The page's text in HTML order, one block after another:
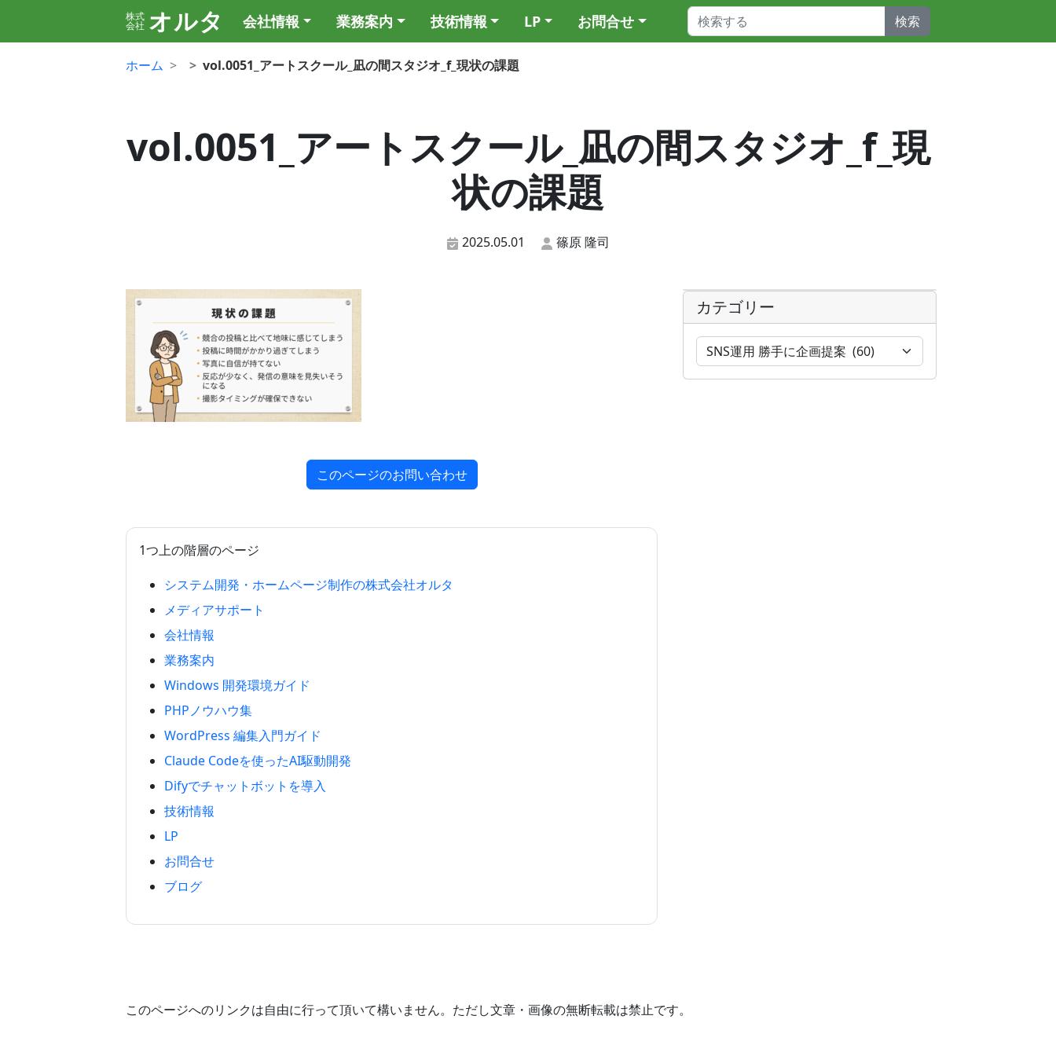
株式
会社 オルタ 会社情報 業務案内 技術情報 LP お問合せ 検索
ホーム vol.0051_アートスクール_凪の間スタジオ_f_現状の課題
vol.0051_アートスクール_凪の間スタジオ_f_現
状の課題
2025.05.01 篠原 隆司
このページのお問い合わせ
1つ上の階層のページ
システム開発・ホームページ制作の株式会社オルタ
メディアサポート
会社情報
業務案内
Windows 開発環境ガイド
PHPノウハウ集
WordPress 編集入門ガイド
Claude Codeを使ったAI駆動開発
Difyでチャットボットを導入
技術情報
LP
お問合せ
ブログ
カテゴリー
このページへのリンクは自由に行って頂いて構いません。ただし文章・画像の無断転載は禁止です。